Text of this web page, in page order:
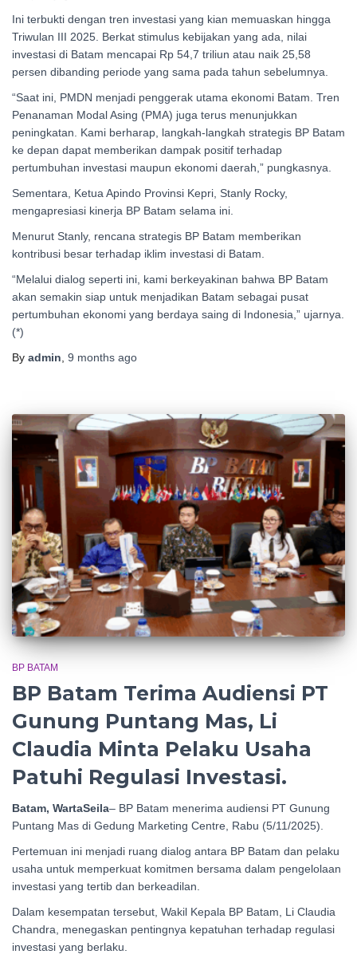
Ini terbukti dengan tren investasi yang kian memuaskan hingga
Triwulan III 2025. Berkat stimulus kebijakan yang ada, nilai
investasi di Batam mencapai Rp 54,7 triliun atau naik 25,58
persen dibanding periode yang sama pada tahun sebelumnya.
“Saat ini, PMDN menjadi penggerak utama ekonomi Batam. Tren
Penanaman Modal Asing (PMA) juga terus menunjukkan
peningkatan. Kami berharap, langkah-langkah strategis BP Batam
ke depan dapat memberikan dampak positif terhadap
pertumbuhan investasi maupun ekonomi daerah,” pungkasnya.
Sementara, Ketua Apindo Provinsi Kepri, Stanly Rocky,
mengapresiasi kinerja BP Batam selama ini.
Menurut Stanly, rencana strategis BP Batam memberikan
kontribusi besar terhadap iklim investasi di Batam.
“Melalui dialog seperti ini, kami berkeyakinan bahwa BP Batam
akan semakin siap untuk menjadikan Batam sebagai pusat
pertumbuhan ekonomi yang berdaya saing di Indonesia,” ujarnya.
(*)
By admin 9 months ago
BP BATAM
BP Batam Terima Audiensi PT
Gunung Puntang Mas, Li
Claudia Minta Pelaku Usaha
Patuhi Regulasi Investasi.
Batam, WartaSeila– BP Batam menerima audiensi PT Gunung
Puntang Mas di Gedung Marketing Centre, Rabu (5/11/2025).
Pertemuan ini menjadi ruang dialog antara BP Batam dan pelaku
usaha untuk memperkuat komitmen bersama dalam pengelolaan
investasi yang tertib dan berkeadilan.
Dalam kesempatan tersebut, Wakil Kepala BP Batam, Li Claudia
Chandra, menegaskan pentingnya kepatuhan terhadap regulasi
investasi yang berlaku.